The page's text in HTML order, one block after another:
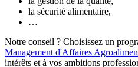
la sécurité alimentaire,
…
Notre conseil ? Choisissez un
Management d'Affaires
intérêts et à vos ambitions